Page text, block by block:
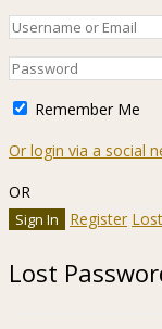
Remember Me
Or login via a social
OR
Register
Lost